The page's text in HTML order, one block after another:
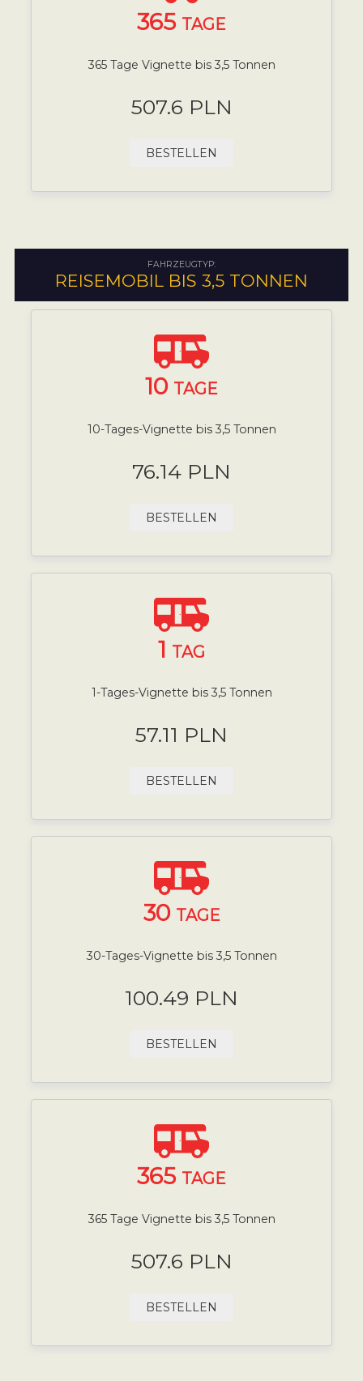
365 TAGE
365 Tage Vignette bis 3,5 Tonnen
507.6 PLN
BESTELLEN
FAHRZEUGTYP:
REISEMOBIL BIS 3,5 TONNEN
10 TAGE
10-Tages-Vignette bis 3,5 Tonnen
76.14 PLN
BESTELLEN
1 TAG
1-Tages-Vignette bis 3,5 Tonnen
57.11 PLN
BESTELLEN
30 TAGE
30-Tages-Vignette bis 3,5 Tonnen
100.49 PLN
BESTELLEN
365 TAGE
365 Tage Vignette bis 3,5 Tonnen
507.6 PLN
BESTELLEN